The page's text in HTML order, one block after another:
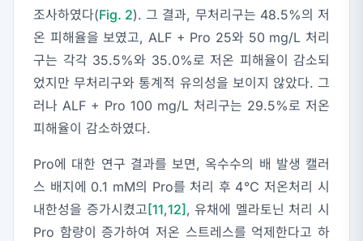
조사하였다(Fig. 2). 그 결과, 무처리구는 48.5%의 저
온 피해율을 보였고, ALF + Pro 25와 50 mg/L 처리
구는 각각 35.5%와 35.0%로 저온 피해율이 감소되
었지만 무처리구와 통계적 유의성을 보이지 않았다. 그
러나 ALF + Pro 100 mg/L 처리구는 29.5%로 저온
피해율이 감소하였다.
Pro에 대한 연구 결과를 보면, 옥수수의 배 발생 캘러
스 배지에 0.1 mM의 Pro를 처리 후 4℃ 저온처리 시
내한성을 증가시켰고[11,12], 유채에 멜라토닌 처리 시
Pro 함량이 증가하여 저온 스트레스를 억제한다고 하